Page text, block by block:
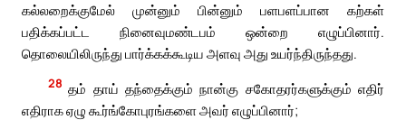
கல்லறைக்குமேல் முன்னும் பின்னும் பளபளப்பான கற்கள்
பதிக்கப்பட்ட நினைவுமண்டபம் ஒன்றை எழுப்பினார்.
தொலையிலிருந்து பார்க்கக்கூடிய அளவு அது உயர்ந்திருந்தது.
28 தம் தாய் தந்தைக்கும் நான்கு சகோதரர்களுக்கும் எதிர்
எதிராக ஏழு கூர்ங்கோபுரங்களை அவர் எழுப்பினார்;